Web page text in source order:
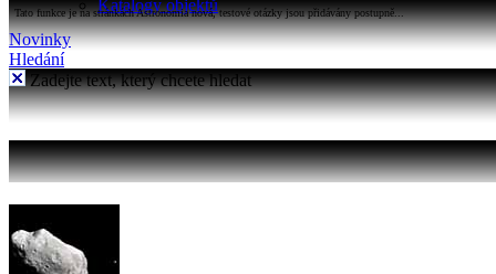
Katalogy objektů
Tato funkce je na stránkách Astronomia nová, testové otázky jsou přidávány postupně...
Novinky
Hledání
Zadejte text, který chcete hledat